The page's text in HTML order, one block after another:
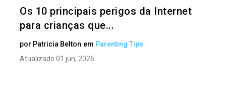
Os 10 principais perigos da Internet
para crianças que...
por Patricia Belton em Parenting Tips
Atualizado 01 jun, 2026